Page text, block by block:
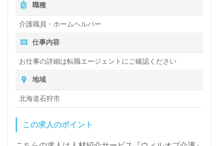
等の方も大歓迎です。
働き方や選考フロー等、担当コンサルタントよりご案
内します。お問い合わせも遠慮なくお願いします。
医療/福祉業界の正社員/パート求人探しは【ウィルオ
ブ介護】＊求人情報収集、将来的に検討の方も遠慮な
LINE、メール、お電話などご希望に応じてお問い合
職種
介護職員・ホームヘルパー
仕事内容
お仕事の詳細は転職エージェントにご確認ください
地域
北海道石狩市
この求人のポイント